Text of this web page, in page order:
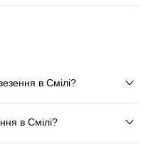
в Смілі?
в Смілі?